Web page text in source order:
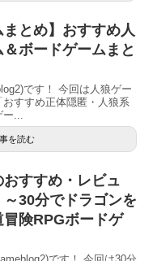
まとめ】おすすめ人
ボードゲームまと
です！ 今回は人狼ゲー
すすめ正体隠匿・人狼系
ー...
を読む
おすすめ・レビュ
30分でドラゴンを
険RPGボードゲ